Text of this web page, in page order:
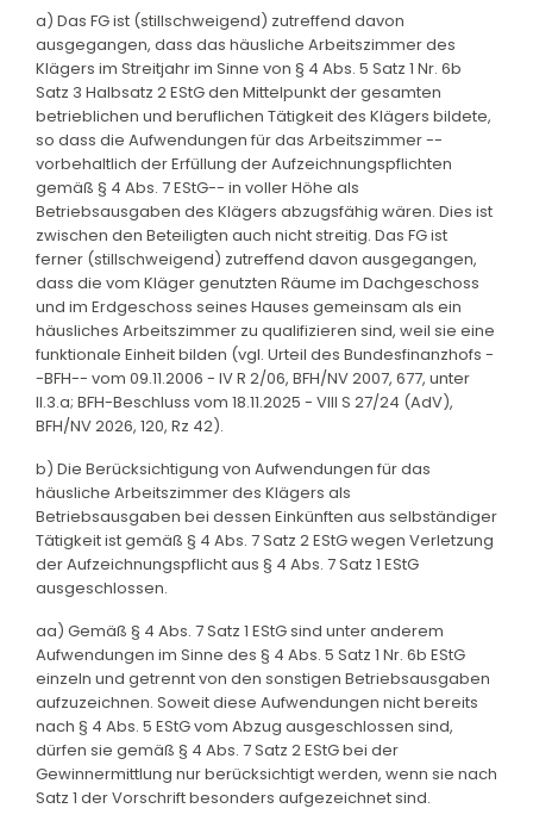
a) Das FG ist (stillschweigend) zutreffend davon
ausgegangen, dass das häusliche Arbeitszimmer des
Klägers im Streitjahr im Sinne von § 4 Abs. 5 Satz 1 Nr. 6b
Satz 3 Halbsatz 2 EStG den Mittelpunkt der gesamten
betrieblichen und beruflichen Tätigkeit des Klägers bildete,
so dass die Aufwendungen für das Arbeitszimmer --
vorbehaltlich der Erfüllung der Aufzeichnungspflichten
gemäß § 4 Abs. 7 EStG-- in voller Höhe als
Betriebsausgaben des Klägers abzugsfähig wären. Dies ist
zwischen den Beteiligten auch nicht streitig. Das FG ist
ferner (stillschweigend) zutreffend davon ausgegangen,
dass die vom Kläger genutzten Räume im Dachgeschoss
und im Erdgeschoss seines Hauses gemeinsam als ein
häusliches Arbeitszimmer zu qualifizieren sind, weil sie eine
funktionale Einheit bilden (vgl. Urteil des Bundesfinanzhofs -
-BFH-- vom 09.11.2006 - IV R 2/06, BFH/NV 2007, 677, unter
II.3.a; BFH-Beschluss vom 18.11.2025 - VIII S 27/24 (AdV),
BFH/NV 2026, 120, Rz 42).
b) Die Berücksichtigung von Aufwendungen für das
häusliche Arbeitszimmer des Klägers als
Betriebsausgaben bei dessen Einkünften aus selbständiger
Tätigkeit ist gemäß § 4 Abs. 7 Satz 2 EStG wegen Verletzung
der Aufzeichnungspflicht aus § 4 Abs. 7 Satz 1 EStG
ausgeschlossen.
aa) Gemäß § 4 Abs. 7 Satz 1 EStG sind unter anderem
Aufwendungen im Sinne des § 4 Abs. 5 Satz 1 Nr. 6b EStG
einzeln und getrennt von den sonstigen Betriebsausgaben
aufzuzeichnen. Soweit diese Aufwendungen nicht bereits
nach § 4 Abs. 5 EStG vom Abzug ausgeschlossen sind,
dürfen sie gemäß § 4 Abs. 7 Satz 2 EStG bei der
Gewinnermittlung nur berücksichtigt werden, wenn sie nach
Satz 1 der Vorschrift besonders aufgezeichnet sind.